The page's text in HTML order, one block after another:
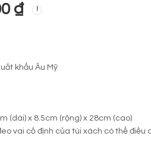
₫
khẩu Âu Mỹ
(dài) x 8.5cm (rộng) x 28cm (cao)
vai cố định của túi xách có thể điều